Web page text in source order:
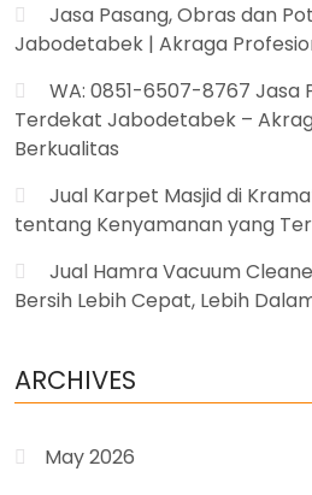
Jasa Pasang, Obras dan
Jabodetabek | Akraga
WA: 0851-6507-8767 Jasa
Terdekat Jabodetabek –
Berkualitas
Jual Karpet Masjid di
tentang Kenyamanan yang
Jual Hamra Vacuum
Bersih Lebih Cepat, Lebih
ARCHIVES
May 2026